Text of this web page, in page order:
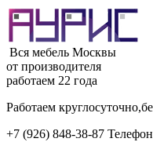
Вся мебель Москвы
от производителя
работаем 22 года
Работаем
+7 (926) 848-38-87